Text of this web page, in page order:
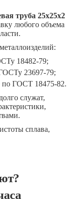
труба 25х25х2
любого объема
18482-79;
23697-79;
по ГОСТ 18475-82.
служат,
сплава,